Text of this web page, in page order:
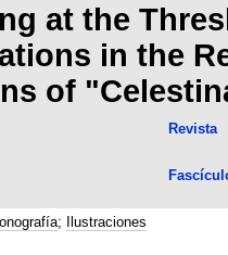
at the
in the
of
Revista
; Ilustraciones